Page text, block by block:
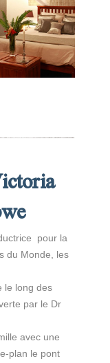
pour la
du Monde, les
le long des
par le Dr
avec une
plan le pont